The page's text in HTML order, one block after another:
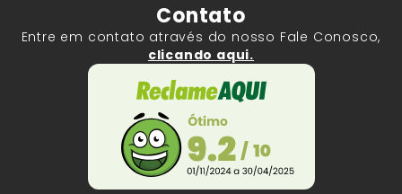
Contato
Entre em contato através do nosso Fale Conosco,
clicando aqui.